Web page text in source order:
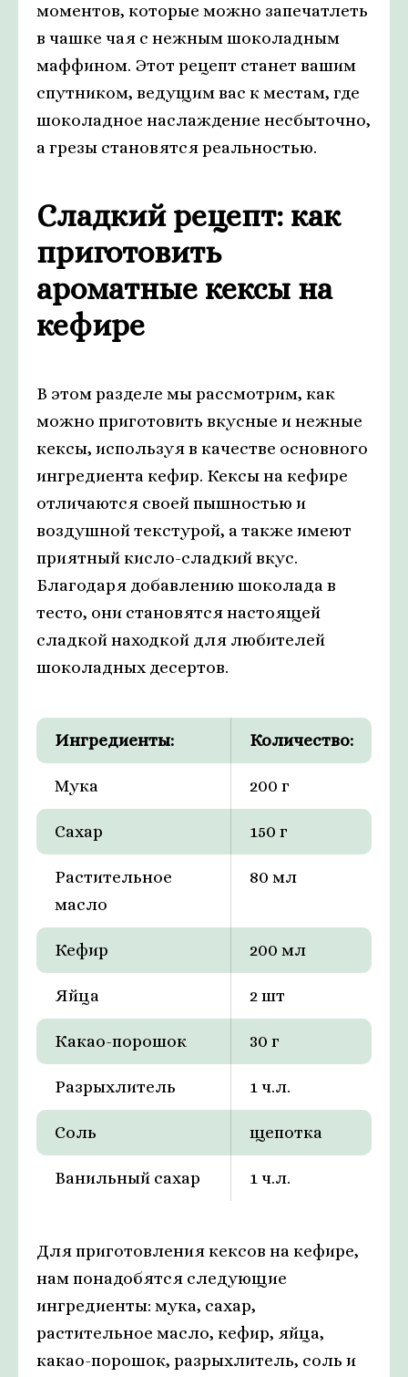
моментов, которые можно запечатлеть
в чашке чая с нежным шоколадным
маффином. Этот рецепт станет вашим
спутником, ведущим вас к местам, где
шоколадное наслаждение несбыточно,
а грезы становятся реальностью.
Сладкий рецепт: как
приготовить
ароматные кексы на
кефире
В этом разделе мы рассмотрим, как
можно приготовить вкусные и нежные
кексы, используя в качестве основного
ингредиента кефир. Кексы на кефире
отличаются своей пышностью и
воздушной текстурой, а также имеют
приятный кисло-сладкий вкус.
Благодаря добавлению шоколада в
тесто, они становятся настоящей
сладкой находкой для любителей
шоколадных десертов.
Ингредиенты: Количество:
Мука 200 г
Сахар 150 г
Растительное
масло
80 мл
Кефир 200 мл
Яйца 2 шт
Какао-порошок 30 г
Разрыхлитель 1 ч.л.
Соль щепотка
Ванильный сахар 1 ч.л.
Для приготовления кексов на кефире,
нам понадобятся следующие
ингредиенты: мука, сахар,
растительное масло, кефир, яйца,
какао-порошок, разрыхлитель, соль и